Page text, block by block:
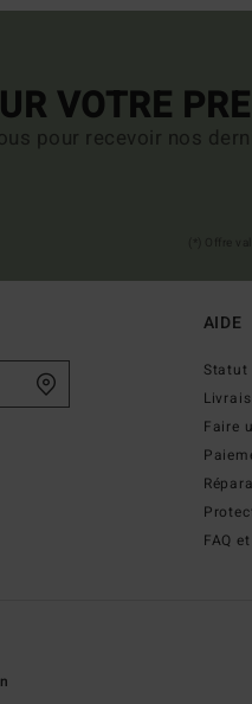
VOTRE
pour recevoir nos
AIDE
Faire
FAQ